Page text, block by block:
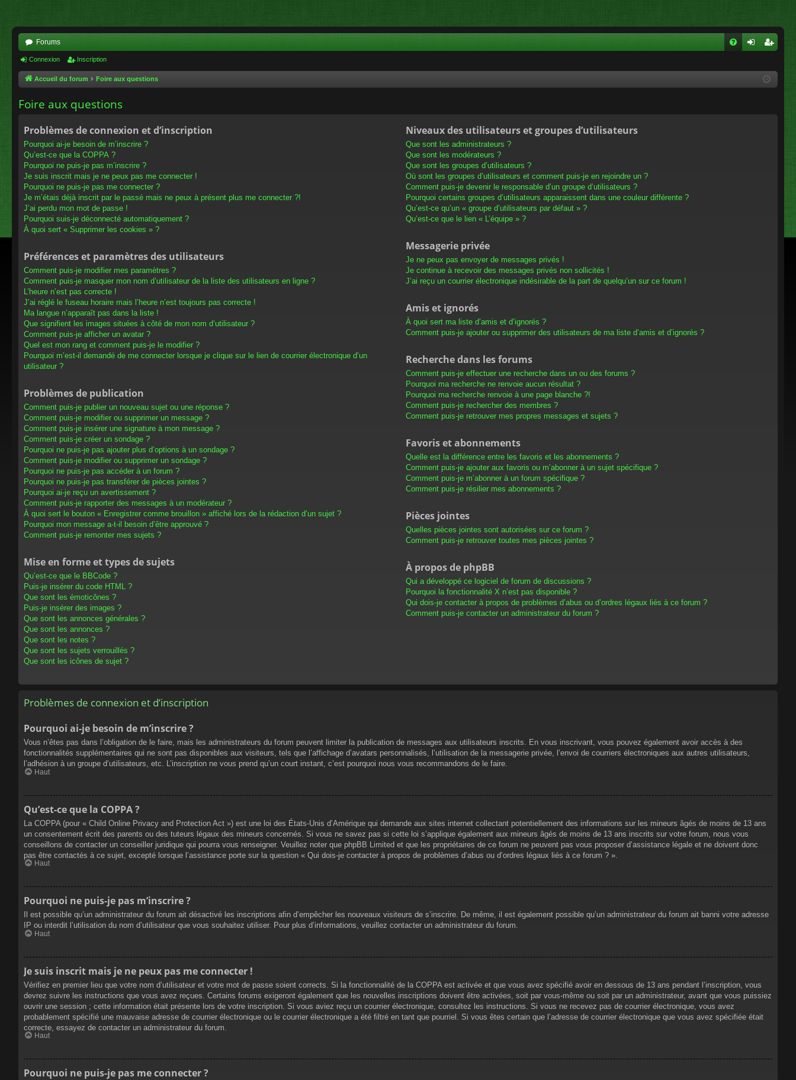
Forums
cri
Connexion Inscription
Accueil du forum Foire aux questions
Foire aux questions
Problèmes de connexion et d’inscription
Pourquoi ai-je besoin de m’inscrire ?
Qu’est-ce que la COPPA ?
Pourquoi ne puis-je pas m’inscrire ?
Je suis inscrit mais je ne peux pas me connecter !
Pourquoi ne puis-je pas me connecter ?
Je m’étais déjà inscrit par le passé mais ne peux à présent plus me connecter ?!
J’ai perdu mon mot de passe !
Pourquoi suis-je déconnecté automatiquement ?
À quoi sert « Supprimer les cookies » ?
Préférences et paramètres des utilisateurs
Comment puis-je modifier mes paramètres ?
Comment puis-je masquer mon nom d’utilisateur de la liste des utilisateurs en ligne ?
L’heure n’est pas correcte !
J’ai réglé le fuseau horaire mais l’heure n’est toujours pas correcte !
Ma langue n’apparaît pas dans la liste !
Que signifient les images situées à côté de mon nom d’utilisateur ?
Comment puis-je afficher un avatar ?
Quel est mon rang et comment puis-je le modifier ?
Pourquoi m’est-il demandé de me connecter lorsque je clique sur le lien de courrier électronique d’un
utilisateur ?
Problèmes de publication
Comment puis-je publier un nouveau sujet ou une réponse ?
Comment puis-je modifier ou supprimer un message ?
Comment puis-je insérer une signature à mon message ?
Comment puis-je créer un sondage ?
Pourquoi ne puis-je pas ajouter plus d’options à un sondage ?
Comment puis-je modifier ou supprimer un sondage ?
Pourquoi ne puis-je pas accéder à un forum ?
Pourquoi ne puis-je pas transférer de pièces jointes ?
Pourquoi ai-je reçu un avertissement ?
Comment puis-je rapporter des messages à un modérateur ?
À quoi sert le bouton « Enregistrer comme brouillon » affiché lors de la rédaction d’un sujet ?
Pourquoi mon message a-t-il besoin d’être approuvé ?
Comment puis-je remonter mes sujets ?
Mise en forme et types de sujets
Qu’est-ce que le BBCode ?
Puis-je insérer du code HTML ?
Que sont les émoticônes ?
Puis-je insérer des images ?
Que sont les annonces générales ?
Que sont les annonces ?
Que sont les notes ?
Que sont les sujets verrouillés ?
Que sont les icônes de sujet ?
Niveaux des utilisateurs et groupes d’utilisateurs
Que sont les administrateurs ?
Que sont les modérateurs ?
Que sont les groupes d’utilisateurs ?
Où sont les groupes d’utilisateurs et comment puis-je en rejoindre un ?
Comment puis-je devenir le responsable d’un groupe d’utilisateurs ?
Pourquoi certains groupes d’utilisateurs apparaissent dans une couleur différente ?
Qu’est-ce qu’un « groupe d’utilisateurs par défaut » ?
Qu’est-ce que le lien « L’équipe » ?
Messagerie privée
Je ne peux pas envoyer de messages privés !
Je continue à recevoir des messages privés non sollicités !
J’ai reçu un courrier électronique indésirable de la part de quelqu’un sur ce forum !
Amis et ignorés
À quoi sert ma liste d’amis et d’ignorés ?
Comment puis-je ajouter ou supprimer des utilisateurs de ma liste d’amis et d’ignorés ?
Recherche dans les forums
Comment puis-je effectuer une recherche dans un ou des forums ?
Pourquoi ma recherche ne renvoie aucun résultat ?
Pourquoi ma recherche renvoie à une page blanche ?!
Comment puis-je rechercher des membres ?
Comment puis-je retrouver mes propres messages et sujets ?
Favoris et abonnements
Quelle est la différence entre les favoris et les abonnements ?
Comment puis-je ajouter aux favoris ou m’abonner à un sujet spécifique ?
Comment puis-je m’abonner à un forum spécifique ?
Comment puis-je résilier mes abonnements ?
Pièces jointes
Quelles pièces jointes sont autorisées sur ce forum ?
Comment puis-je retrouver toutes mes pièces jointes ?
À propos de phpBB
Qui a développé ce logiciel de forum de discussions ?
Pourquoi la fonctionnalité X n’est pas disponible ?
Qui dois-je contacter à propos de problèmes d’abus ou d’ordres légaux liés à ce forum ?
Comment puis-je contacter un administrateur du forum ?
Problèmes de connexion et d’inscription
Pourquoi ai-je besoin de m’inscrire ?
Vous n’êtes pas dans l’obligation de le faire, mais les administrateurs du forum peuvent limiter la publication de messages aux utilisateurs inscrits. En vous inscrivant, vous pouvez également avoir accès à des
fonctionnalités supplémentaires qui ne sont pas disponibles aux visiteurs, tels que l’affichage d’avatars personnalisés, l’utilisation de la messagerie privée, l’envoi de courriers électroniques aux autres utilisateurs,
l’adhésion à un groupe d’utilisateurs, etc. L’inscription ne vous prend qu’un court instant, c’est pourquoi nous vous recommandons de le faire.
Haut
Qu’est-ce que la COPPA ?
La COPPA (pour « Child Online Privacy and Protection Act ») est une loi des États-Unis d’Amérique qui demande aux sites internet collectant potentiellement des informations sur les mineurs âgés de moins de 13 ans
un consentement écrit des parents ou des tuteurs légaux des mineurs concernés. Si vous ne savez pas si cette loi s’applique également aux mineurs âgés de moins de 13 ans inscrits sur votre forum, nous vous
conseillons de contacter un conseiller juridique qui pourra vous renseigner. Veuillez noter que phpBB Limited et que les propriétaires de ce forum ne peuvent pas vous proposer d’assistance légale et ne doivent donc
pas être contactés à ce sujet, excepté lorsque l’assistance porte sur la question « Qui dois-je contacter à propos de problèmes d’abus ou d’ordres légaux liés à ce forum ? ».
Haut
Pourquoi ne puis-je pas m’inscrire ?
Il est possible qu’un administrateur du forum ait désactivé les inscriptions afin d’empêcher les nouveaux visiteurs de s’inscrire. De même, il est également possible qu’un administrateur du forum ait banni votre adresse
IP ou interdit l’utilisation du nom d’utilisateur que vous souhaitez utiliser. Pour plus d’informations, veuillez contacter un administrateur du forum.
Haut
Je suis inscrit mais je ne peux pas me connecter !
Vérifiez en premier lieu que votre nom d’utilisateur et votre mot de passe soient corrects. Si la fonctionnalité de la COPPA est activée et que vous avez spécifié avoir en dessous de 13 ans pendant l’inscription, vous
devrez suivre les instructions que vous avez reçues. Certains forums exigeront également que les nouvelles inscriptions doivent être activées, soit par vous-même ou soit par un administrateur, avant que vous puissiez
ouvrir une session ; cette information était présente lors de votre inscription. Si vous aviez reçu un courrier électronique, consultez les instructions. Si vous ne recevez pas de courrier électronique, vous avez
probablement spécifié une mauvaise adresse de courrier électronique ou le courrier électronique a été filtré en tant que pourriel. Si vous êtes certain que l’adresse de courrier électronique que vous avez spécifiée était
correcte, essayez de contacter un administrateur du forum.
Haut
Pourquoi ne puis-je pas me connecter ?